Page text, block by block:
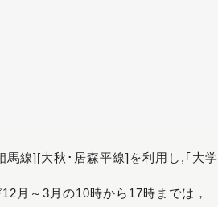
線][大秋･居森平線]を利用し,｢大学
月～3月の10時から17時までは，